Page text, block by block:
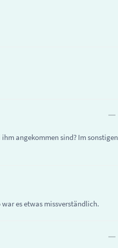
angekommen sind? Im sonstigen
es etwas missverständlich.